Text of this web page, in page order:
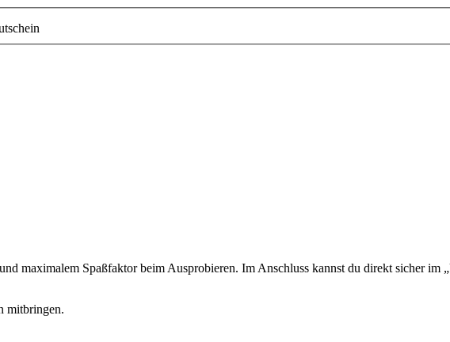
maximalem Spaßfaktor beim Ausprobieren. Im Anschluss kannst du direkt sicher im
mitbringen.